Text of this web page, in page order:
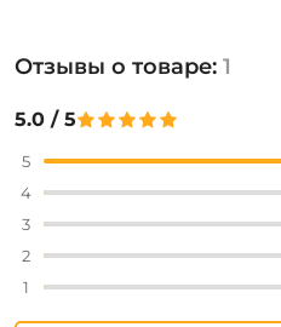
Отзывы о товаре: 1
5.0 / 5
5
4
3
2
1